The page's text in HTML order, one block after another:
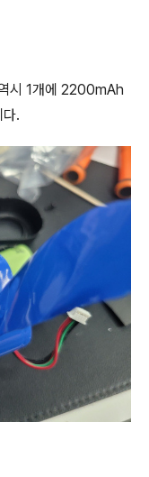
시 1개에 2200mAh
.